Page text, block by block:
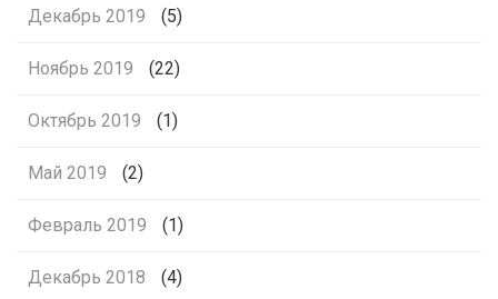
Декабрь 2019 (5)
Ноябрь 2019 (22)
Октябрь 2019 (1)
Май 2019 (2)
Февраль 2019 (1)
Декабрь 2018 (4)